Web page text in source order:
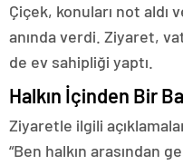
Çiçek, konuları not aldı
anında verdi. Ziyaret,
de ev sahipliği yaptı.
Halkın İçinden Bir
Ziyaretle ilgili
“Ben halkın arasından